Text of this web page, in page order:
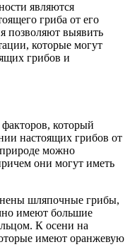
являются
гриба от его
позволяют выявить
которые могут
грибов и
который
настоящих грибов от
можно
они могут иметь
шляпочные грибы,
имеют большие
К осени на
имеют оранжевую